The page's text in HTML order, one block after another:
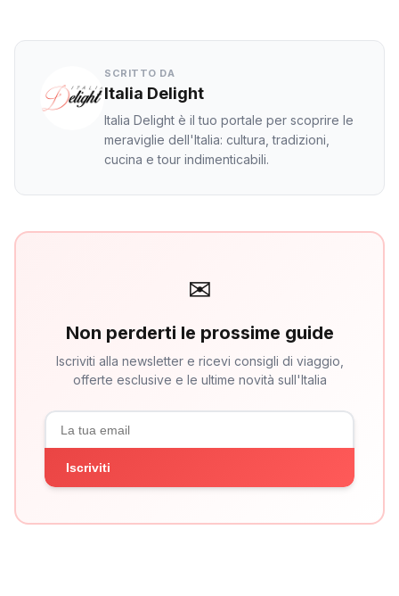
SCRITTO DA
Italia Delight
Italia Delight è il tuo portale per scoprire le
meraviglie dell'Italia: cultura, tradizioni,
cucina e tour indimenticabili.
✉
Non perderti le prossime guide
Iscriviti alla newsletter e ricevi consigli di viaggio,
offerte esclusive e le ultime novità sull'Italia
Iscriviti